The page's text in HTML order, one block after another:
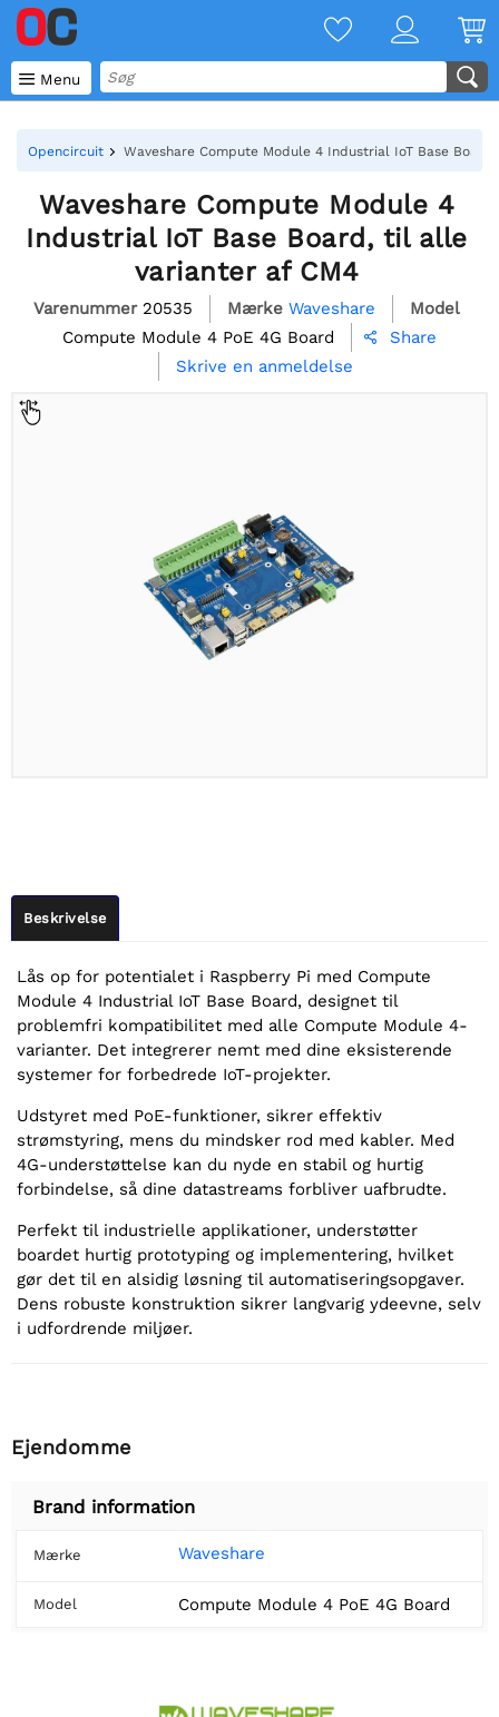
 Menu
Opencircuit Waveshare Compute Module 4 Industrial IoT Base
Waveshare Compute Module 4
Industrial IoT Base Board, til alle
varianter af CM4
Varenummer 20535 Mærke Waveshare
Model
Compute Module 4 PoE 4G Board

Share
Skrive en anmeldelse
Beskrivelse
Lås op for potentialet i Raspberry Pi med Compute
Module 4 Industrial IoT Base Board, designet til
problemfri kompatibilitet med alle Compute Module 4-
varianter. Det integrerer nemt med dine eksisterende
systemer for forbedrede IoT-projekter.
Udstyret med PoE-funktioner, sikrer effektiv
strømstyring, mens du mindsker rod med kabler. Med
4G-understøttelse kan du nyde en stabil og hurtig
forbindelse, så dine datastreams forbliver uafbrudte.
Perfekt til industrielle applikationer, understøtter
boardet hurtig prototyping og implementering, hvilket
gør det til en alsidig løsning til automatiseringsopgaver.
Dens robuste konstruktion sikrer langvarig ydeevne, selv
i udfordrende miljøer.
Ejendomme
Brand information
Mærke Waveshare
Model Compute Module 4 PoE 4G Board